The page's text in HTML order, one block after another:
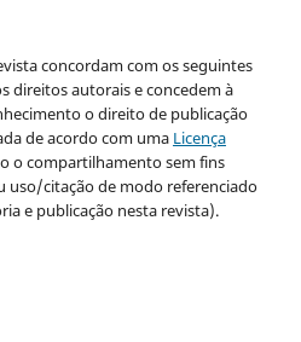
concordam com os seguintes
direitos autorais e concedem à
o direito de publicação
de acordo com uma Licença
o compartilhamento sem fins
uso/citação de modo referenciado
e publicação nesta revista).